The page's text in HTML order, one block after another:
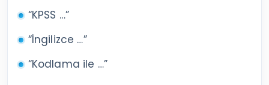
“KPSS …”
“İngilizce …”
“Kodlama ile …”